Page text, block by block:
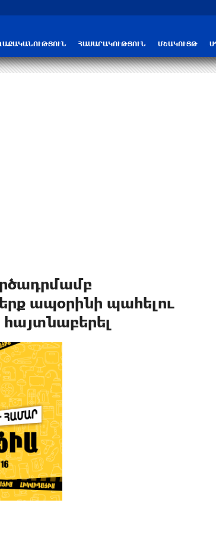
ՀԱՍԱՐԱԿՈՒԹՅՈՒՆ ՄՇԱԿՈՒՅԹ
ապօրինի պահելու